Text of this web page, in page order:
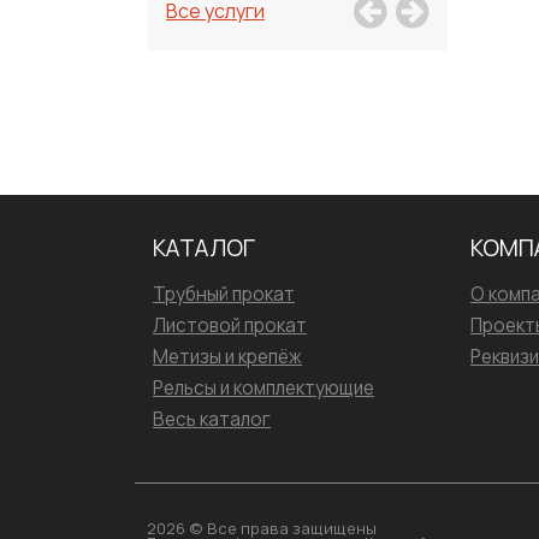
Все услуги
КАТАЛОГ
Трубный прокат
Листовой прокат
Метизы и крепёж
Рельсы и комплектующие
Весь каталог
О
2026 © Все права защищены